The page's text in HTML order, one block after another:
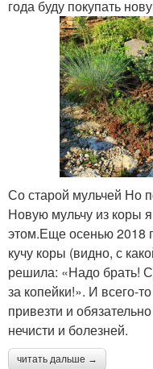
года буду покупать
Со старой мульчей Но
Новую мульчу из коры
этом.Еще осенью 2018
кучу коры (видно, с
решила: «Надо брать!
за копейки!». И всего-
привезти и
нечисти и болезней.
читать дальше →